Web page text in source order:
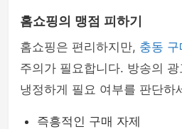
홈쇼핑의 맹점 피하기
홈쇼핑은 편리하지만, 충동 구
주의가 필요합니다. 방송의
냉정하게 필요 여부를 판단하
즉흥적인 구매 자제